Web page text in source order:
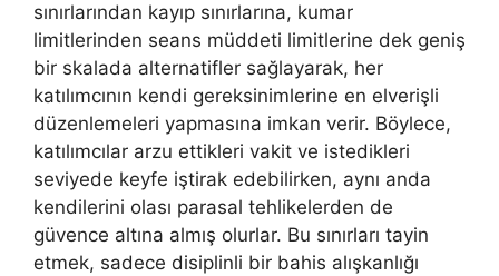
sınırlarından kayıp sınırlarına, kumar
limitlerinden seans müddeti limitlerine dek geniş
bir skalada alternatifler sağlayarak, her
katılımcının kendi gereksinimlerine en elverişli
düzenlemeleri yapmasına imkan verir. Böylece,
katılımcılar arzu ettikleri vakit ve istedikleri
seviyede keyfe iştirak edebilirken, aynı anda
kendilerini olası parasal tehlikelerden de
güvence altına almış olurlar. Bu sınırları tayin
etmek, sadece disiplinli bir bahis alışkanlığı